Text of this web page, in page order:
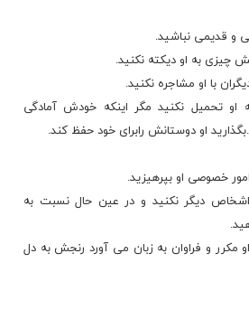
او تحمیل نكنید مگر اینكه خودش آمادگی
او دوستانش رابرای خود حفظ كند.
اشخاص دیگر نكنید و در عین حال نسبت به
مكرر و فراوان به زبان می آورد رنجش به دل